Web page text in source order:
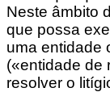
Neste âmbito
que possa
uma entidade
(«entidade de
resolver o